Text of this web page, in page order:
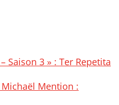
Saison 3 » : Ter Repetita
Michaël Mention :